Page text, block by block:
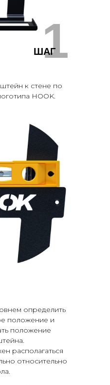
1
ШАГ
к стене по
HOOK.
определить
положение и
положение
располагаться
относительно